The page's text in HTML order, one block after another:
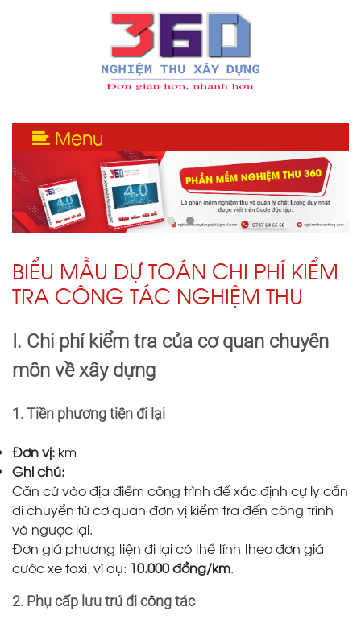
Menu
BIỂU MẪU DỰ TOÁN CHI PHÍ KIỂM
TRA CÔNG TÁC NGHIỆM THU
I. Chi phí kiểm tra của cơ quan chuyên
môn về xây dựng
1. Tiền phương tiện đi lại
Đơn vị: km
Ghi chú:
Căn cứ vào địa điểm công trình để xác định cự ly cần
di chuyển từ cơ quan đơn vị kiểm tra đến công trình
và ngược lại.
Đơn giá phương tiện đi lại có thể tính theo đơn giá
cước xe taxi, ví dụ: 10.000 đồng/km.
2. Phụ cấp lưu trú đi công tác